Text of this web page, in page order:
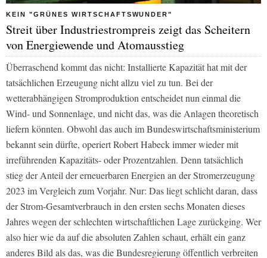
KEIN "GRÜNES WIRTSCHAFTSWUNDER"
Streit über Industriestrompreis zeigt das Scheitern
von Energiewende und Atomausstieg
Überraschend kommt das nicht: Installierte Kapazität hat mit der
tatsächlichen Erzeugung nicht allzu viel zu tun. Bei der
wetterabhängigen Stromproduktion entscheidet nun einmal die
Wind- und Sonnenlage, und nicht das, was die Anlagen theoretisch
liefern könnten. Obwohl das auch im Bundeswirtschaftsministerium
bekannt sein dürfte, operiert Robert Habeck immer wieder mit
irreführenden Kapazitäts- oder Prozentzahlen. Denn tatsächlich
stieg der Anteil der erneuerbaren Energien an der Stromerzeugung
2023 im Vergleich zum Vorjahr. Nur: Das liegt schlicht daran, dass
der Strom-Gesamtverbrauch in den ersten sechs Monaten dieses
Jahres wegen der schlechten wirtschaftlichen Lage zurückging. Wer
also hier wie da auf die absoluten Zahlen schaut, erhält ein ganz
anderes Bild als das, was die Bundesregierung öffentlich verbreiten